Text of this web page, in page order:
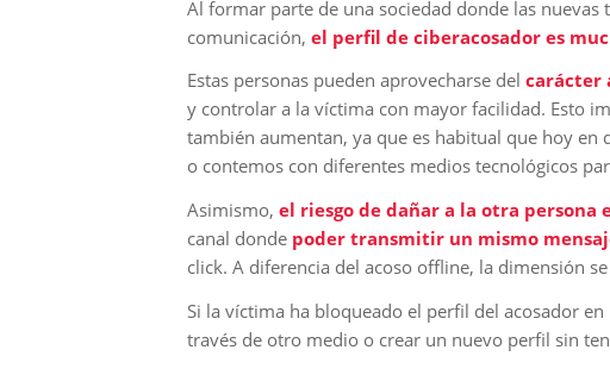
Al formar parte de una sociedad donde las
comunicación, el perfil de ciberacosador es
Estas personas pueden aprovecharse del carácter
y controlar a la víctima con mayor facilidad. Esto
también aumentan, ya que es habitual que hoy
o contemos con diferentes medios tecnológicos
Asimismo, el riesgo de dañar a la otra persona
canal donde poder transmitir un mismo
click. A diferencia del acoso offline, la dimensión
Si la víctima ha bloqueado el perfil del acosador
través de otro medio o crear un nuevo perfil sin